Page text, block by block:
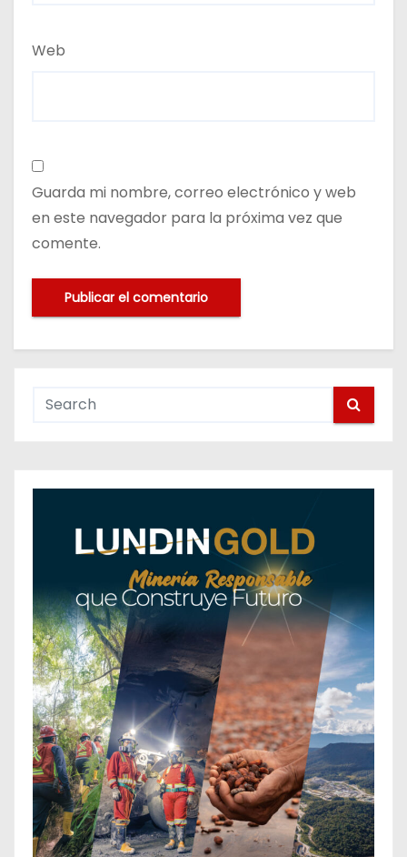
Web
Guarda mi nombre, correo electrónico y web
en este navegador para la próxima vez que
comente.